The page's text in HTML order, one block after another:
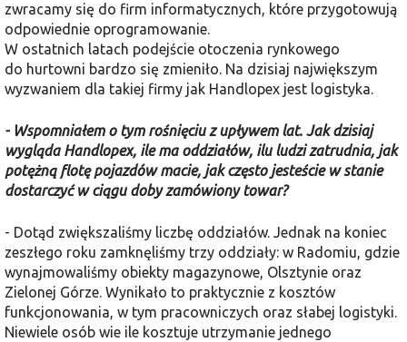
zwracamy się do firm informatycznych, które przygotowują
odpowiednie oprogramowanie.
W ostatnich latach podejście otoczenia rynkowego
do hurtowni bardzo się zmieniło. Na dzisiaj największym
wyzwaniem dla takiej firmy jak Handlopex jest logistyka.
- Wspomniałem o tym rośnięciu z upływem lat. Jak dzisiaj
wygląda Handlopex, ile ma oddziałów, ilu ludzi zatrudnia, jak
potężną flotę pojazdów macie, jak często jesteście w stanie
dostarczyć w ciągu doby zamówiony towar?
- Dotąd zwiększaliśmy liczbę oddziałów. Jednak na koniec
zeszłego roku zamknęliśmy trzy oddziały: w Radomiu, gdzie
wynajmowaliśmy obiekty magazynowe, Olsztynie oraz
Zielonej Górze. Wynikało to praktycznie z kosztów
funkcjonowania, w tym pracowniczych oraz słabej logistyki.
Niewiele osób wie ile kosztuje utrzymanie jednego